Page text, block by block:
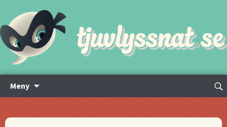
Meny
innehåll
Sök